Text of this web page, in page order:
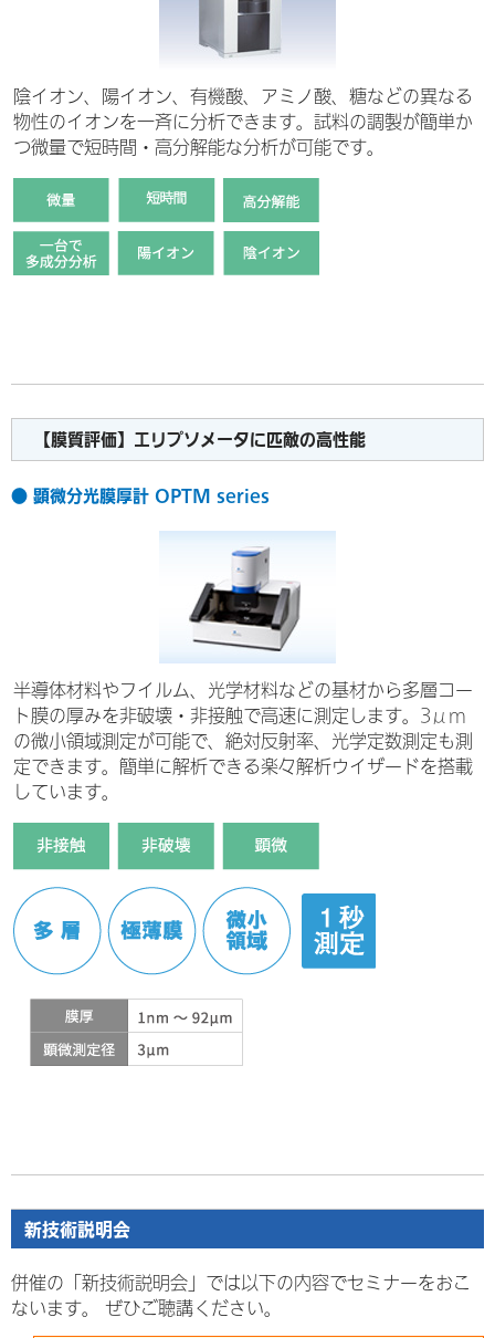
陰イオン、陽イオン、有機酸、アミノ酸、糖などの異なる
物性のイオンを一斉に分析できます。試料の調製が簡単か
つ微量で短時間・高分解能な分析が可能です。
【膜質評価】エリプソメータに匹敵の高性能
● 顕微分光膜厚計 OPTM series
半導体材料やフイルム、光学材料などの基材から多層コー
ト膜の厚みを非破壊・非接触で高速に測定します。3μm
の微小領域測定が可能で、絶対反射率、光学定数測定も測
定できます。簡単に解析できる楽々解析ウイザードを搭載
しています。
新技術説明会
併催の「新技術説明会」では以下の内容でセミナーをおこ
ないます。 ぜひご聴講ください。